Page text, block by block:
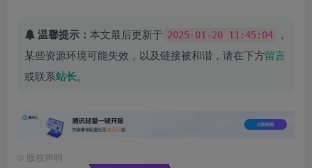
温馨提示： 本文最后更新于 2025-01-20 11:45:04
，
某些资源环境可能失效，以及链接被和谐，请在下方留言
或联系站长。
© 版权声明